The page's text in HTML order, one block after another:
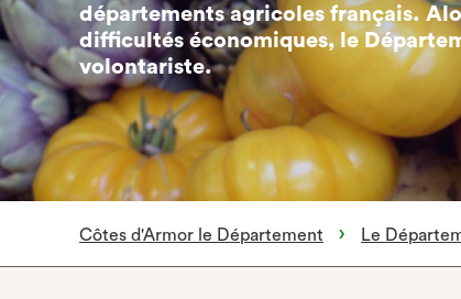
départements agricoles français.
difficultés économiques, le
volontariste.
Côtes d'Armor le Département Le